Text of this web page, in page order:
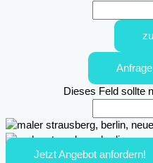
Dieses Feld sollte
Jetzt Angebot anfordern!